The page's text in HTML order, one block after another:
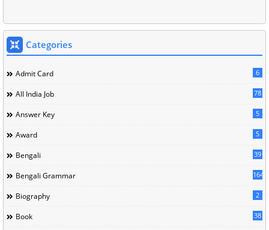
Categories
Admit Card 6
All India Job 78
Answer Key 5
Award 5
Bengali 39
Bengali Grammar 164
Biography 2
Book 38